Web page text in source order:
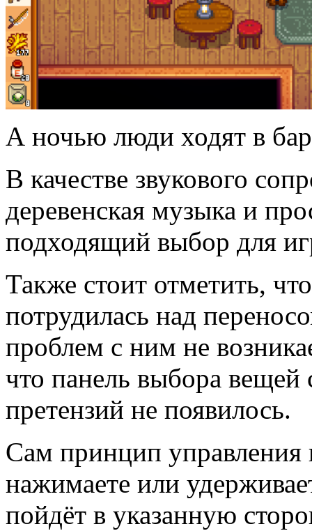
А ночью люди ходят в бар
В качестве звукового
деревенская музыка и
подходящий выбор для
Также стоит отметить,
потрудилась над
проблем с ним не
что панель выбора вещей
претензий не появилось.
Сам принцип
нажимаете или
пойдёт в указанную